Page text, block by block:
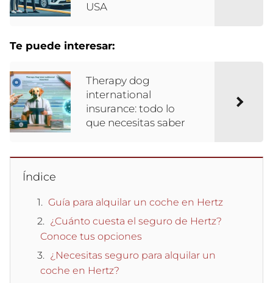
USA
Te puede interesar:
Therapy dog
international
insurance: todo lo
que necesitas saber
Índice
Guía para alquilar un coche en Hertz
¿Cuánto cuesta el seguro de Hertz?
Conoce tus opciones
¿Necesitas seguro para alquilar un
coche en Hertz?